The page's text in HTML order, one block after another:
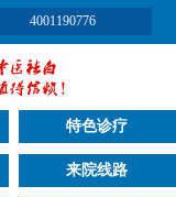
4001190776
特色诊疗
来院线路